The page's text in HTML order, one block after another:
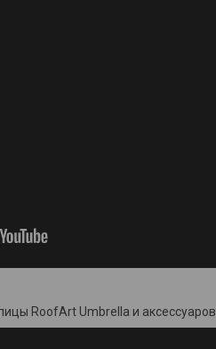
RoofArt Umbrella и аксессуаров